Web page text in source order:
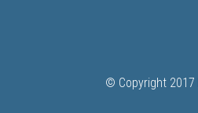
© Copyright 2017